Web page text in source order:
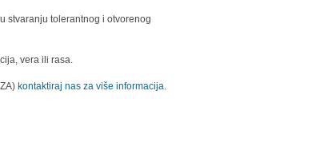
stvaranju tolerantnog i otvorenog
vera ili rasa.
kontaktiraj nas za više informacija.